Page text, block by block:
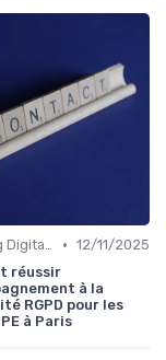
Marketing Digital et Réglementations • 12/11/2025
réussir
à la
RGPD pour les
à Paris